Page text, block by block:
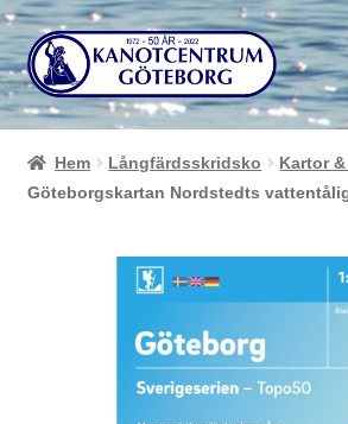
Hoppa
till
navigering
Hoppa
till
innehåll
Hem Långfärdsskridsko
Kartor
Göteborgskartan Nordstedts